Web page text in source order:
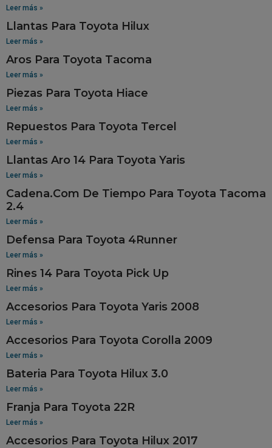
Leer más »
Llantas Para Toyota Hilux
Leer más »
Aros Para Toyota Tacoma
Leer más »
Piezas Para Toyota Hiace
Leer más »
Repuestos Para Toyota Tercel
Leer más »
Llantas Aro 14 Para Toyota Yaris
Leer más »
Cadena.Com De Tiempo Para Toyota Tacoma
2.4
Leer más »
Defensa Para Toyota 4Runner
Leer más »
Rines 14 Para Toyota Pick Up
Leer más »
Accesorios Para Toyota Yaris 2008
Leer más »
Accesorios Para Toyota Corolla 2009
Leer más »
Bateria Para Toyota Hilux 3.0
Leer más »
Franja Para Toyota 22R
Leer más »
Accesorios Para Toyota Hilux 2017